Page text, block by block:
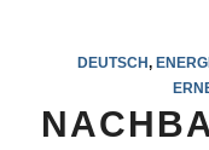
DEUTSCH,